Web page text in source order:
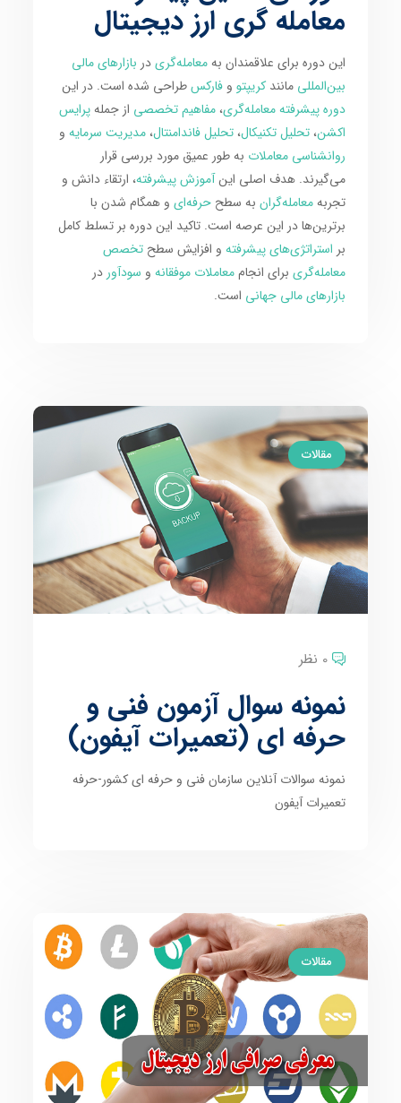
معامله گری ارز دیجیتال
این دوره برای علاقمندان بهمعامله‌گریدر بازارهای مالی
بین‌المللی مانندکریپتو وفارکسطراحی شده است. در این
دوره پیشرفته معامله‌گری،مفاهیم تخصصی از جملهپرایس
اکشن،تحلیل تکنیکال،تحلیل فاندامنتال،مدیریت سرمایه و
روانشناسی معاملات به طور عمیق مورد بررسی قرار
می‌گیرند. هدف اصلی اینآموزش پیشرفته، ارتقاء دانش و
تجربهمعامله‌گران به سطححرفه‌ای و همگام شدن با
برترین‌ها در این عرصه است. تاکید این دوره بر تسلط کامل
بر استراتژی‌های پیشرفته و افزایش سطحتخصص
معامله‌گری برای انجاممعاملات موفقانه و سودآور در
بازارهای مالی جهانی است.
مقالات
0 نظر
نمونه سوال آزمون فنی و
حرفه ای (تعمیرات آیفون)
نمونه سوالات آنلاین سازمان فنی و حرفه ای کشور-حرفه
تعمیرات آیفون
مقالات